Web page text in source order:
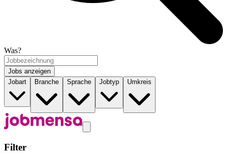
Was?
Jobs anzeigen
Jobart
Branche Sprache Jobtyp Umkreis
Filter